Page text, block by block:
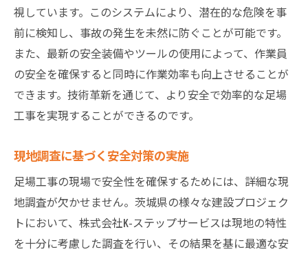
視しています。このシステムにより、潜在的な危険を事
前に検知し、事故の発生を未然に防ぐことが可能です。
また、最新の安全装備やツールの使用によって、作業員
の安全を確保すると同時に作業効率も向上させることが
できます。技術革新を通じて、より安全で効率的な足場
工事を実現することができるのです。
現地調査に基づく安全対策の実施
足場工事の現場で安全性を確保するためには、詳細な現
地調査が欠かせません。茨城県の様々な建設プロジェク
トにおいて、株式会社K-ステップサービスは現地の特性
を十分に考慮した調査を行い、その結果を基に最適な安